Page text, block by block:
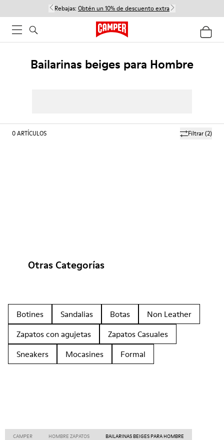
Rebajas: Obtén un 10% de descuento extra
Bailarinas beiges para Hombre
Filtrar(2)
0ARTÍCULOS
Otras Categorías
Botines Sandalias Botas
Non Leather
Zapatos con agujetas
Zapatos Casuales
Sneakers
Mocasines Formal
CAMPER HOMBRE ZAPATOS BAILARINAS BEIGES PARA HOMBRE